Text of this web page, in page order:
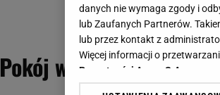
Pokój w cieniu dobrego
danych nie wymaga zgody i
lub Zaufanych Partnerów.
lub przez kontakt z
Więcej informacji o
Prywatności Agora S.A.